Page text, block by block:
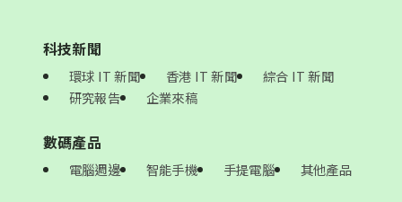
科技新聞
環球 IT 新聞 香港 IT 新聞
綜合 IT 新聞
研究報告
企業來稿
數碼產品
電腦週邊 智能手機 手提電腦 其他產品